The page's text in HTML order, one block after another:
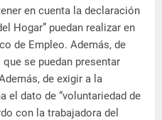
en cuenta la declaración
Hogar” puedan realizar en
de Empleo. Además, de
se puedan presentar
de exigir a la
el dato de “voluntariedad de
con la trabajadora del